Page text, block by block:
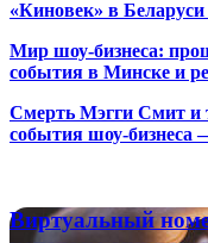
«Киновек» в
Мир шоу-бизнеса:
события в Минске и
Смерть Мэгги Смит и
события шоу-бизнеса
Виртуальный
номер
Виртуальный